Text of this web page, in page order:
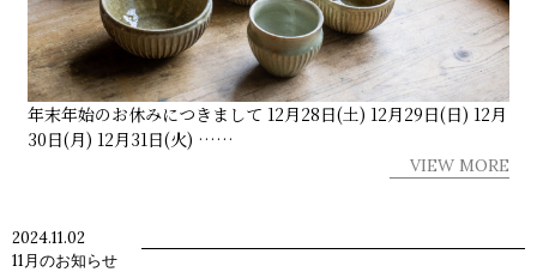
年末年始のお休みにつきまして 12月28日(土) 12月29日(日) 12月
30日(月) 12月31日(火) ……
VIEW MORE
2024.11.02
11月のお知らせ